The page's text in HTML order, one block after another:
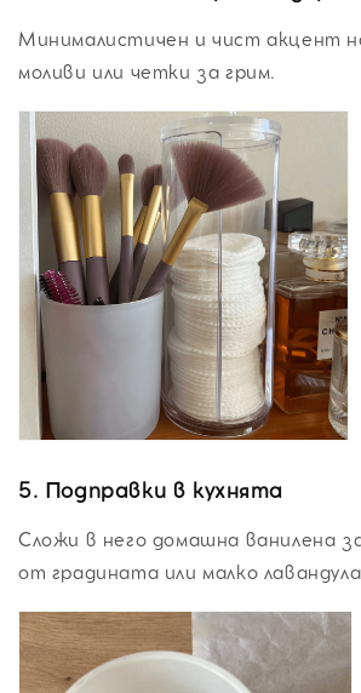
Минималистичен и чист акцент
моливи или четки за грим.
5. Подправки в кухнята
Сложи в него домашна ванилена
от градината или малко